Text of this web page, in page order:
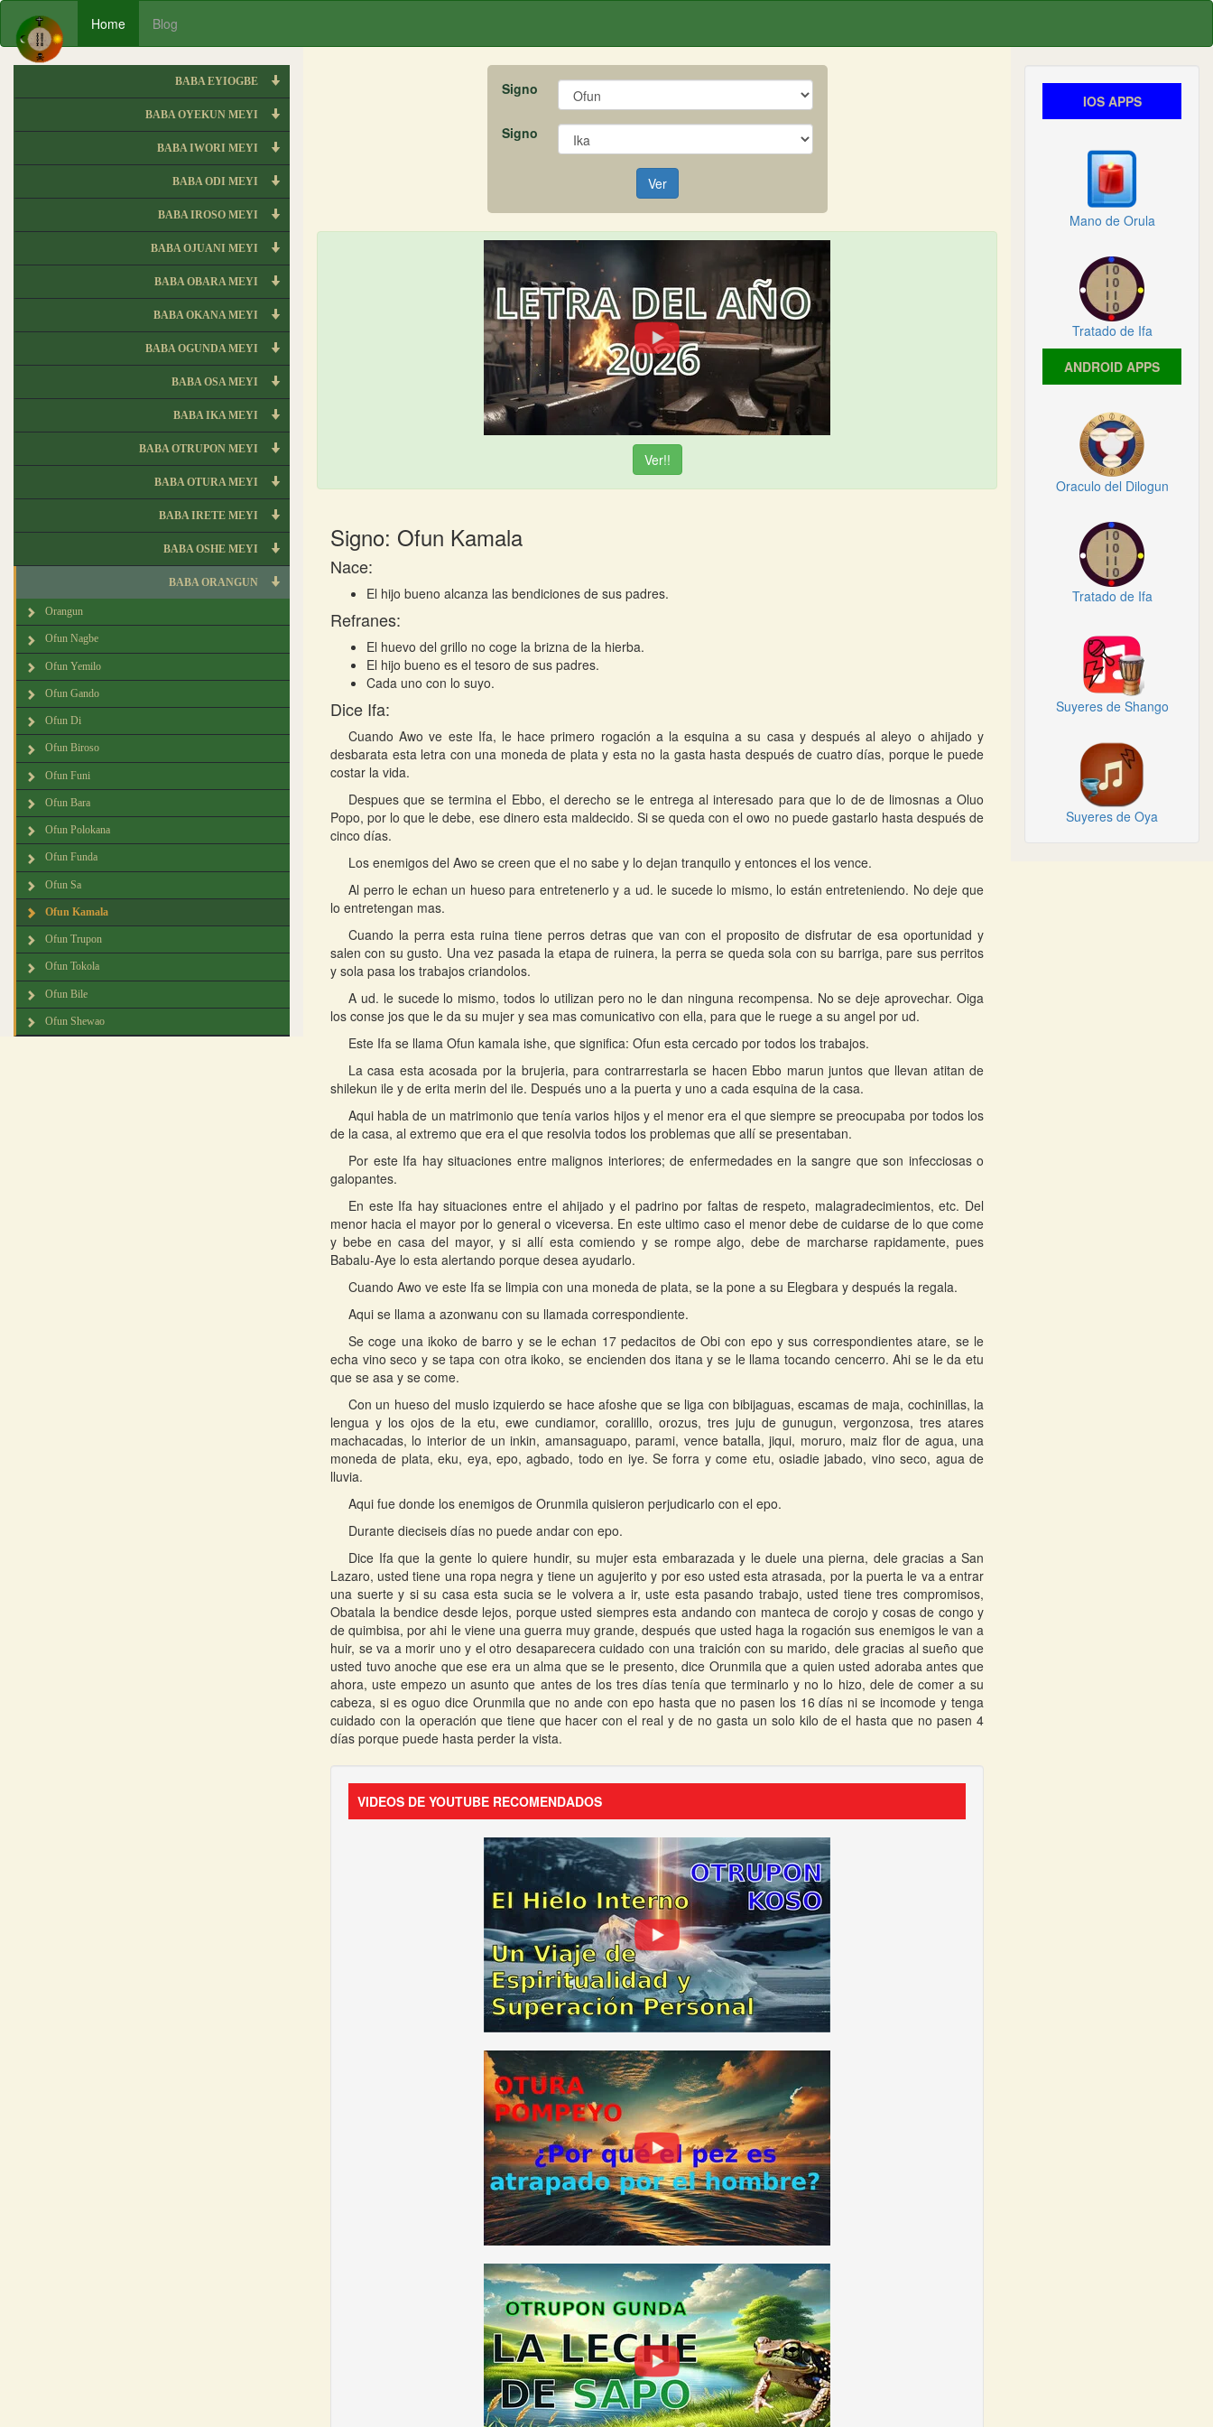
Home Blog
BABA EYIOGBE
BABA OYEKUN MEYI
BABA IWORI MEYI
BABA ODI MEYI
BABA IROSO MEYI
BABA OJUANI MEYI
BABA OBARA MEYI
BABA OKANA MEYI
BABA OGUNDA MEYI
BABA OSA MEYI
BABA IKA MEYI
BABA OTRUPON MEYI
BABA OTURA MEYI
BABA IRETE MEYI
BABA OSHE MEYI
BABA ORANGUN
Orangun
Ofun Nagbe
Ofun Yemilo
Ofun Gando
Ofun Di
Ofun Biroso
Ofun Funi
Ofun Bara
Ofun Polokana
Ofun Funda
Ofun Sa
Ofun Kamala
Ofun Trupon
Ofun Tokola
Ofun Bile
Ofun Shewao
Signo
Signo
Ver
Ver!!
Signo: Ofun Kamala
Nace:
El hijo bueno alcanza las bendiciones de sus padres.
Refranes:
El huevo del grillo no coge la brizna de la hierba.
El hijo bueno es el tesoro de sus padres.
Cada uno con lo suyo.
Dice Ifa:
Cuando Awo ve este Ifa, le hace primero rogación a la esquina a su casa y después al aleyo o ahijado y
desbarata esta letra con una moneda de plata y esta no la gasta hasta después de cuatro días, porque le puede
costar la vida.
Despues que se termina el Ebbo, el derecho se le entrega al interesado para que lo de de limosnas a Oluo
Popo, por lo que le debe, ese dinero esta maldecido. Si se queda con el owo no puede gastarlo hasta después de
cinco días.
Los enemigos del Awo se creen que el no sabe y lo dejan tranquilo y entonces el los vence.
Al perro le echan un hueso para entretenerlo y a ud. le sucede lo mismo, lo están entreteniendo. No deje que
lo entretengan mas.
Cuando la perra esta ruina tiene perros detras que van con el proposito de disfrutar de esa oportunidad y
salen con su gusto. Una vez pasada la etapa de ruinera, la perra se queda sola con su barriga, pare sus perritos
y sola pasa los trabajos criandolos.
A ud. le sucede lo mismo, todos lo utilizan pero no le dan ninguna recompensa. No se deje aprovechar. Oiga
los conse jos que le da su mujer y sea mas comunicativo con ella, para que le ruege a su angel por ud.
Este Ifa se llama Ofun kamala ishe, que significa: Ofun esta cercado por todos los trabajos.
La casa esta acosada por la brujeria, para contrarrestarla se hacen Ebbo marun juntos que llevan atitan de
shilekun ile y de erita merin del ile. Después uno a la puerta y uno a cada esquina de la casa.
Aqui habla de un matrimonio que tenía varios hijos y el menor era el que siempre se preocupaba por todos los
de la casa, al extremo que era el que resolvia todos los problemas que allí se presentaban.
Por este Ifa hay situaciones entre malignos interiores; de enfermedades en la sangre que son infecciosas o
galopantes.
En este Ifa hay situaciones entre el ahijado y el padrino por faltas de respeto, malagradecimientos, etc. Del
menor hacia el mayor por lo general o viceversa. En este ultimo caso el menor debe de cuidarse de lo que come
y bebe en casa del mayor, y si allí esta comiendo y se rompe algo, debe de marcharse rapidamente, pues
Babalu-Aye lo esta alertando porque desea ayudarlo.
Cuando Awo ve este Ifa se limpia con una moneda de plata, se la pone a su Elegbara y después la regala.
Aqui se llama a azonwanu con su llamada correspondiente.
Se coge una ikoko de barro y se le echan 17 pedacitos de Obi con epo y sus correspondientes atare, se le
echa vino seco y se tapa con otra ikoko, se encienden dos itana y se le llama tocando cencerro. Ahi se le da etu
que se asa y se come.
Con un hueso del muslo izquierdo se hace afoshe que se liga con bibijaguas, escamas de maja, cochinillas, la
lengua y los ojos de la etu, ewe cundiamor, coralillo, orozus, tres juju de gunugun, vergonzosa, tres atares
machacadas, lo interior de un inkin, amansaguapo, parami, vence batalla, jiqui, moruro, maiz flor de agua, una
moneda de plata, eku, eya, epo, agbado, todo en iye. Se forra y come etu, osiadie jabado, vino seco, agua de
lluvia.
Aqui fue donde los enemigos de Orunmila quisieron perjudicarlo con el epo.
Durante dieciseis días no puede andar con epo.
Dice Ifa que la gente lo quiere hundir, su mujer esta embarazada y le duele una pierna, dele gracias a San
Lazaro, usted tiene una ropa negra y tiene un agujerito y por eso usted esta atrasada, por la puerta le va a entrar
una suerte y si su casa esta sucia se le volvera a ir, uste esta pasando trabajo, usted tiene tres compromisos,
Obatala la bendice desde lejos, porque usted siempres esta andando con manteca de corojo y cosas de congo y
de quimbisa, por ahi le viene una guerra muy grande, después que usted haga la rogación sus enemigos le van a
huir, se va a morir uno y el otro desaparecera cuidado con una traición con su marido, dele gracias al sueño que
usted tuvo anoche que ese era un alma que se le presento, dice Orunmila que a quien usted adoraba antes que
ahora, uste empezo un asunto que antes de los tres días tenía que terminarlo y no lo hizo, dele de comer a su
cabeza, si es oguo dice Orunmila que no ande con epo hasta que no pasen los 16 días ni se incomode y tenga
cuidado con la operación que tiene que hacer con el real y de no gasta un solo kilo de el hasta que no pasen 4
días porque puede hasta perder la vista.
VIDEOS DE YOUTUBE RECOMENDADOS
IOS APPS
Mano de Orula
Tratado de Ifa
ANDROID APPS
Oraculo del Dilogun
Tratado de Ifa
Suyeres de Shango
Suyeres de Oya